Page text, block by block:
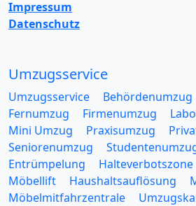
Impressum
Datenschutz
Umzugsservice
Umzugsservice Behördenumzug
Fernumzug
Firmenumzug
Mini Umzug
Praxisumzug
Seniorenumzug
Entrümpelung
Halteverbotszone
Möbellift
Haushaltsauflösung
Möbelmitfahrzentrale